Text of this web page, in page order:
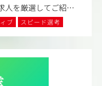
人を厳選してご紹…
ブ スピード選考